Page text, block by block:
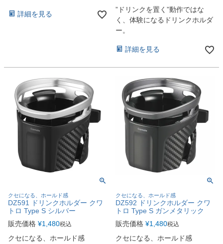
詳細を見る
”ドリンクを置く”動作ではな
く、体験になるドリンクホルダ
ー。
詳細を見る
クセになる、ホールド感
DZ591 ドリンクホルダー クワ
トロ Type S シルバー
販売価格 ¥1,480税込
クセになる、ホールド感
クセになる、ホールド感
DZ592 ドリンクホルダー クワ
トロ Type S ガンメタリック
販売価格 ¥1,480税込
クセになる、ホールド感